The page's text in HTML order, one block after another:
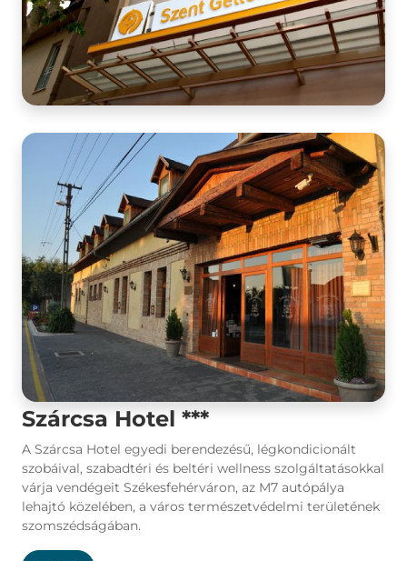
Szárcsa Hotel ***
A Szárcsa Hotel egyedi berendezésű, légkondicionált
szobáival, szabadtéri és beltéri wellness szolgáltatásokkal
várja vendégeit Székesfehérváron, az M7 autópálya
lehajtó közelében, a város természetvédelmi területének
szomszédságában.